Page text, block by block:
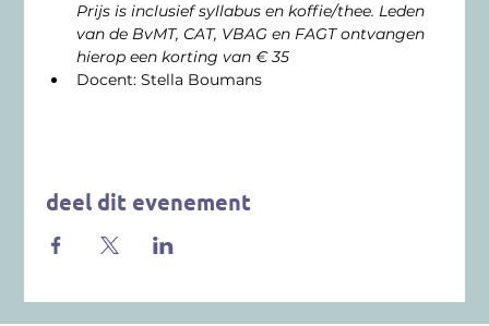
Prijs is inclusief syllabus en koffie/thee. Leden
van de BvMT, CAT, VBAG en FAGT ontvangen
hierop een korting van € 35
Docent: Stella Boumans
deel dit evenement